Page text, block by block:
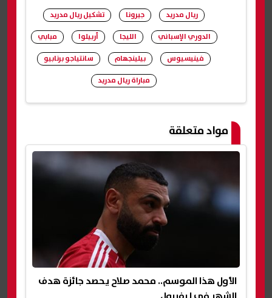
ريال مدريد جيرونا
تشكيل ريال مدريد
الدوري الإسباني
الليجا أربيلوا
مبابي
فينيسيوس
بيلينجهام
سانتياجو برنابيو
مباراة ريال مدريد
مواد متعلقة
الأول هذا الموسم.. محمد صلاح يحصد جائزة هدف